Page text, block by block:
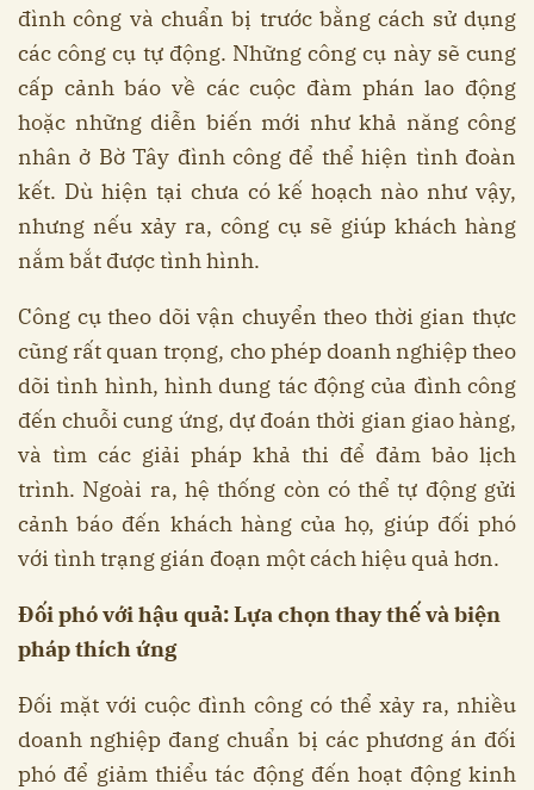
đình công và chuẩn bị trước bằng cách sử dụng
các công cụ tự động. Những công cụ này sẽ cung
cấp cảnh báo về các cuộc đàm phán lao động
hoặc những diễn biến mới như khả năng công
nhân ở Bờ Tây đình công để thể hiện tình đoàn
kết. Dù hiện tại chưa có kế hoạch nào như vậy,
nhưng nếu xảy ra, công cụ sẽ giúp khách hàng
nắm bắt được tình hình.
Công cụ theo dõi vận chuyển theo thời gian thực
cũng rất quan trọng, cho phép doanh nghiệp theo
dõi tình hình, hình dung tác động của đình công
đến chuỗi cung ứng, dự đoán thời gian giao hàng,
và tìm các giải pháp khả thi để đảm bảo lịch
trình. Ngoài ra, hệ thống còn có thể tự động gửi
cảnh báo đến khách hàng của họ, giúp đối phó
với tình trạng gián đoạn một cách hiệu quả hơn.
Đối phó với hậu quả: Lựa chọn thay thế và biện
pháp thích ứng
Đối mặt với cuộc đình công có thể xảy ra, nhiều
doanh nghiệp đang chuẩn bị các phương án đối
phó để giảm thiểu tác động đến hoạt động kinh